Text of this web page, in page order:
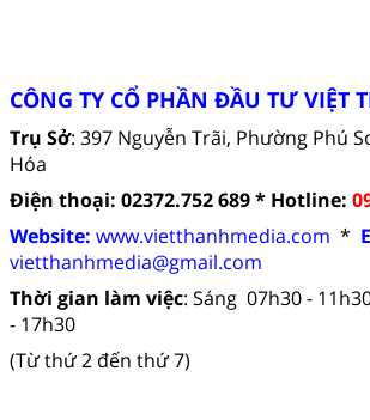
CÔNG TY CỔ PHẦN ĐẦU TƯ VIỆT
Trụ Sở: 397 Nguyễn Trãi, Phường Phú
Hóa
Điện thoại: 02372.752 689 * Hotline:
Website: www.vietthanhmedia.com *
vietthanhmedia@gmail.com
Thời gian làm việc: Sáng 07h30 -
- 17h30
(Từ thứ 2 đến thứ 7)